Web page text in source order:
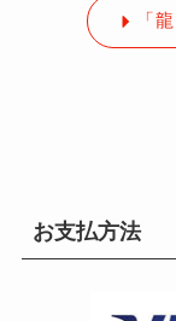
「
お支払方法